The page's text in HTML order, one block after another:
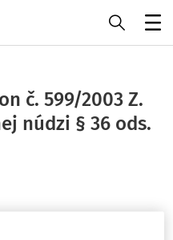
č. 599/2003 Z.
núdzi § 36 ods.